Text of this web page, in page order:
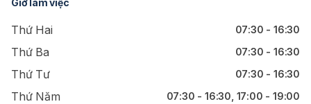
Giờ làm việc
Thứ Hai 07:30 - 16:30
Thứ Ba 07:30 - 16:30
Thứ Tư 07:30 - 16:30
Thứ Năm 07:30 - 16:30, 17:00 - 19:00